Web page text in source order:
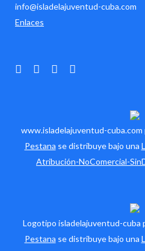
info@isladelajuventud-cuba.com
Enlaces
www.isladelajuventud-cuba.com
Pestana se distribuye bajo una
Atribución-NoComercial-
Logotipo isladelajuventud-cuba
Pestana se distribuye bajo una